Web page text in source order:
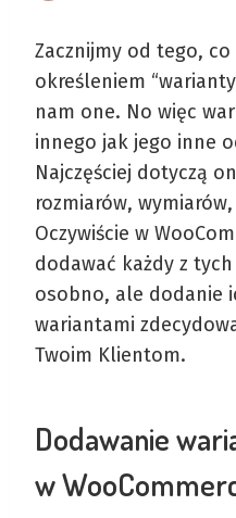
Zacznijmy od tego,
określeniem
nam one. No więc
innego jak jego inne
Najczęściej dotyczą
rozmiarów,
Oczywiście w
dodawać każdy z
osobno, ale dodanie
wariantami
Twoim Klientom.
Dodawanie
w